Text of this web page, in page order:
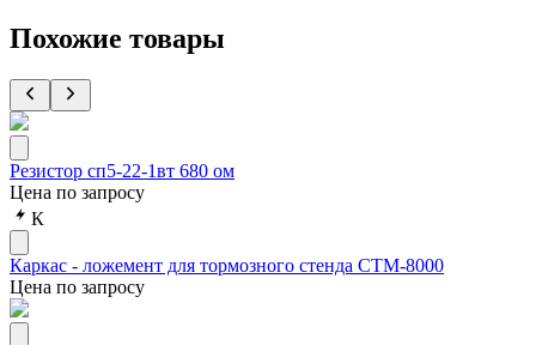
Похожие товары
Резистор сп5-22-1вт 680 ом
Цена по запросу
К
Каркас - ложемент для тормозного стенда СТМ-8000
Цена по запросу